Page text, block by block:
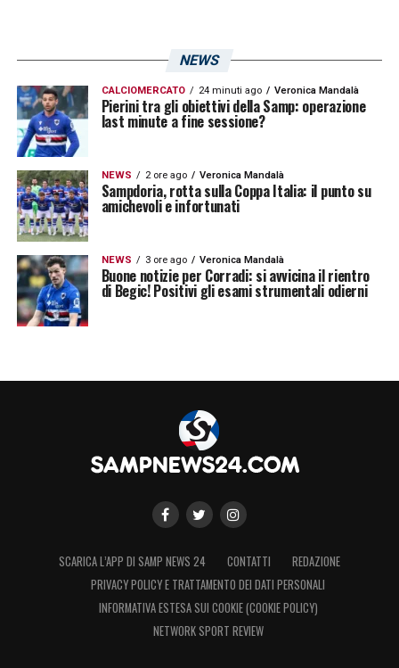
NEWS
CALCIOMERCATO 24 minuti ago Veronica Mandalà
Pierini tra gli obiettivi della Samp: operazione
last minute a fine sessione?
NEWS 2 ore ago Veronica Mandalà
Sampdoria, rotta sulla Coppa Italia: il punto su
amichevoli e infortunati
NEWS 3 ore ago Veronica Mandalà
Buone notizie per Corradi: si avvicina il rientro
di Begic! Positivi gli esami strumentali odierni
SCARICA L’APP DI SAMP NEWS 24 CONTATTI
REDAZIONE
PRIVACY POLICY E TRATTAMENTO DEI DATI PERSONALI
INFORMATIVA ESTESA SUI COOKIE (COOKIE POLICY)
NETWORK SPORT REVIEW